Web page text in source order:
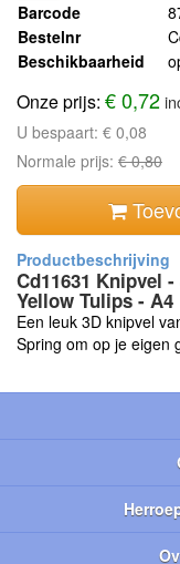
Barcode
Bestelnr
Beschikbaarheid
Onze prijs: € 0,72
U bespaart: € 0,08
Normale prijs: € 0,80
Cd11631 Knipvel
Yellow Tulips - A4
Een leuk 3D knipvel
Spring om op je eigen